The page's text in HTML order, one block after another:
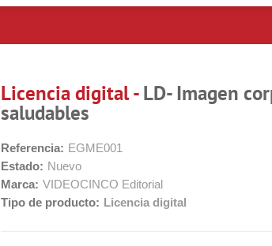
Licencia digital -LD- Imagen
saludables
Referencia: EGME001
Estado: Nuevo
Marca: VIDEOCINCO Editorial
Tipo de producto: Licencia digital